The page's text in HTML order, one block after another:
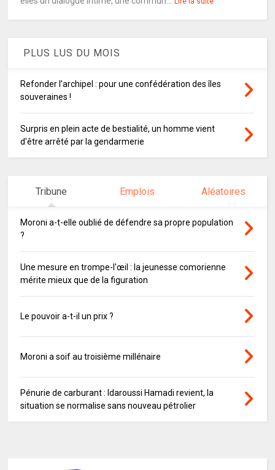
PLUS LUS DU MOIS
Refonder l’archipel : pour une confédération des îles
souveraines !
Surpris en plein acte de bestialité, un homme vient
d'être arrêté par la gendarmerie
Tribune Emplois Aléatoires
Moroni a-t-elle oublié de défendre sa propre population
?
Une mesure en trompe-l'œil : la jeunesse comorienne
mérite mieux que de la figuration
Le pouvoir a-t-il un prix ?
Moroni a soif au troisième millénaire
Pénurie de carburant : Idaroussi Hamadi revient, la
situation se normalise sans nouveau pétrolier